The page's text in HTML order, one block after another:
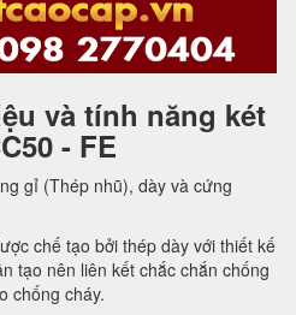
và tính năng két
- FE
gỉ (Thép nhũ), dày và cứng
chế tạo bởi thép dày với thiết kế
tạo nên liên kết chắc chắn chống
chống cháy.